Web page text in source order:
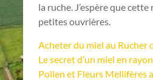
la ruche. J’espère que
petites ouvrières.
Acheter du miel au Rucher
Le secret d’un miel en
Pollen et Fleurs Mellifères